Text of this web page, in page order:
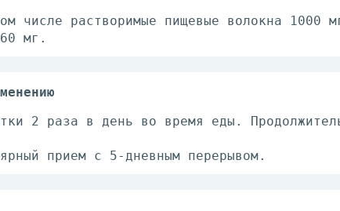
числе растворимые пищевые волокна 1000
мг.
2 раза в день во время еды.
прием с 5-дневным перерывом.